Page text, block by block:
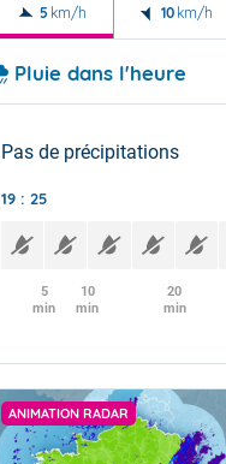
5 km/h 10 km/h
Pluie dans l'heure
Pas de précipitations
19 : 25
5
min
10
min
20
min
ANIMATION RADAR